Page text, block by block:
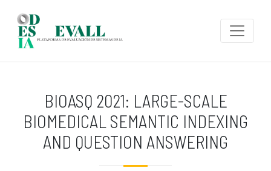
BIOASQ 2021: LARGE-SCALE
BIOMEDICAL SEMANTIC INDEXING
AND QUESTION ANSWERING